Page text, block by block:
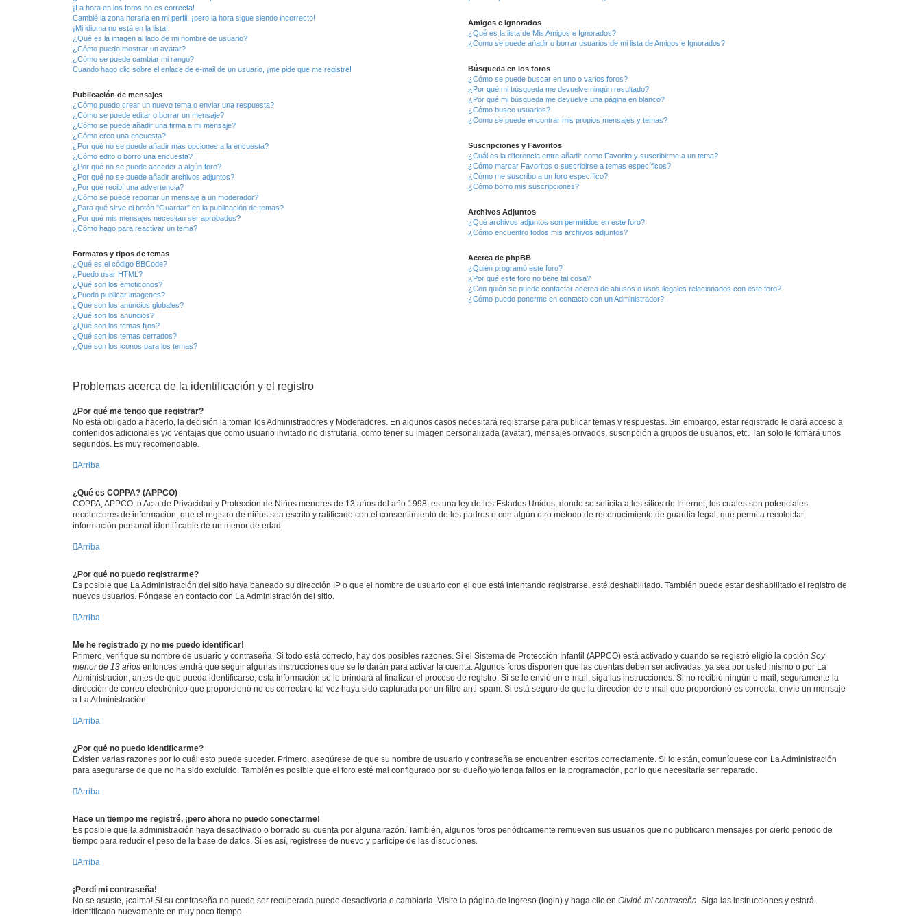
¡La hora en los foros no es correcta!
Cambié la zona horaria en mi perfil, ¡pero la hora sigue siendo incorrecto!
¡Mi idioma no está en la lista!
¿Qué es la imagen al lado de mi nombre de usuario?
¿Cómo puedo mostrar un avatar?
¿Cómo se puede cambiar mi rango?
Cuando hago clic sobre el enlace de e-mail de un usuario, ¡me pide que me registre!
Publicación de mensajes
¿Cómo puedo crear un nuevo tema o enviar una respuesta?
¿Cómo se puede editar o borrar un mensaje?
¿Cómo se puede añadir una firma a mi mensaje?
¿Cómo creo una encuesta?
¿Por qué no se puede añadir más opciones a la encuesta?
¿Cómo edito o borro una encuesta?
¿Por qué no se puede acceder a algún foro?
¿Por qué no se puede añadir archivos adjuntos?
¿Por qué recibí una advertencia?
¿Cómo se puede reportar un mensaje a un moderador?
¿Para qué sirve el botón "Guardar" en la publicación de temas?
¿Por qué mis mensajes necesitan ser aprobados?
¿Cómo hago para reactivar un tema?
Formatos y tipos de temas
¿Qué es el código BBCode?
¿Puedo usar HTML?
¿Qué son los emoticonos?
¿Puedo publicar imagenes?
¿Qué son los anuncios globales?
¿Qué son los anuncios?
¿Qué son los temas fijos?
¿Qué son los temas cerrados?
¿Qué son los iconos para los temas?
Amigos e Ignorados
¿Qué es la lista de Mis Amigos e Ignorados?
¿Cómo se puede añadir o borrar usuarios de mi lista de Amigos e Ignorados?
Búsqueda en los foros
¿Cómo se puede buscar en uno o varios foros?
¿Por qué mi búsqueda me devuelve ningún resultado?
¿Por qué mi búsqueda me devuelve una página en blanco?
¿Cómo busco usuarios?
¿Como se puede encontrar mis propios mensajes y temas?
Suscripciones y Favoritos
¿Cuál es la diferencia entre añadir como Favorito y suscribirme a un tema?
¿Cómo marcar Favoritos o suscribirse a temas específicos?
¿Cómo me suscribo a un foro específico?
¿Cómo borro mis suscripciones?
Archivos Adjuntos
¿Qué archivos adjuntos son permitidos en este foro?
¿Cómo encuentro todos mis archivos adjuntos?
Acerca de phpBB
¿Quién programó este foro?
¿Por qué este foro no tiene tal cosa?
¿Con quién se puede contactar acerca de abusos o usos ilegales relacionados con este foro?
¿Cómo puedo ponerme en contacto con un Administrador?
Problemas acerca de la identificación y el registro
¿Por qué me tengo que registrar?
No está obligado a hacerlo, la decisión la toman los Administradores y Moderadores. En algunos casos necesitará registrarse para publicar temas y respuestas. Sin embargo, estar registrado le dará acceso a
contenidos adicionales y/o ventajas que como usuario invitado no disfrutaría, como tener su imagen personalizada (avatar), mensajes privados, suscripción a grupos de usuarios, etc. Tan solo le tomará unos
segundos. Es muy recomendable.
Arriba
¿Qué es COPPA? (APPCO)
COPPA, APPCO, o Acta de Privacidad y Protección de Niños menores de 13 años del año 1998, es una ley de los Estados Unidos, donde se solicita a los sitios de Internet, los cuales son potenciales
recolectores de información, que el registro de niños sea escrito y ratificado con el consentimiento de los padres o con algún otro método de reconocimiento de guardia legal, que permita recolectar
información personal identificable de un menor de edad.
Arriba
¿Por qué no puedo registrarme?
Es posible que La Administración del sitio haya baneado su dirección IP o que el nombre de usuario con el que está intentando registrarse, esté deshabilitado. También puede estar deshabilitado el registro de
nuevos usuarios. Póngase en contacto con La Administración del sitio.
Arriba
Me he registrado ¡y no me puedo identificar!
Primero, verifique su nombre de usuario y contraseña. Si todo está correcto, hay dos posibles razones. Si el Sistema de Protección Infantil (APPCO) está activado y cuando se registró eligió la opción Soy
menor de 13 años entonces tendrá que seguir algunas instrucciones que se le darán para activar la cuenta. Algunos foros disponen que las cuentas deben ser activadas, ya sea por usted mismo o por La
Administración, antes de que pueda identificarse; esta información se le brindará al finalizar el proceso de registro. Si se le envió un e-mail, siga las instrucciones. Si no recibió ningún e-mail, seguramente la
dirección de correo electrónico que proporcionó no es correcta o tal vez haya sido capturada por un filtro anti-spam. Si está seguro de que la dirección de e-mail que proporcionó es correcta, envíe un mensaje
a La Administración.
Arriba
¿Por qué no puedo identificarme?
Existen varias razones por lo cuál esto puede suceder. Primero, asegúrese de que su nombre de usuario y contraseña se encuentren escritos correctamente. Si lo están, comuníquese con La Administración
para asegurarse de que no ha sido excluido. También es posible que el foro esté mal configurado por su dueño y/o tenga fallos en la programación, por lo que necesitaría ser reparado.
Arriba
Hace un tiempo me registré, ¡pero ahora no puedo conectarme!
Es posible que la administración haya desactivado o borrado su cuenta por alguna razón. También, algunos foros periódicamente remueven sus usuarios que no publicaron mensajes por cierto periodo de
tiempo para reducir el peso de la base de datos. Si es así, registrese de nuevo y participe de las discuciones.
Arriba
¡Perdí mi contraseña!
No se asuste, ¡calma! Si su contraseña no puede ser recuperada puede desactivarla o cambiarla. Visite la página de ingreso (login) y haga clic en Olvidé mi contraseña . Siga las instrucciones y estará
identificado nuevamente en muy poco tiempo.